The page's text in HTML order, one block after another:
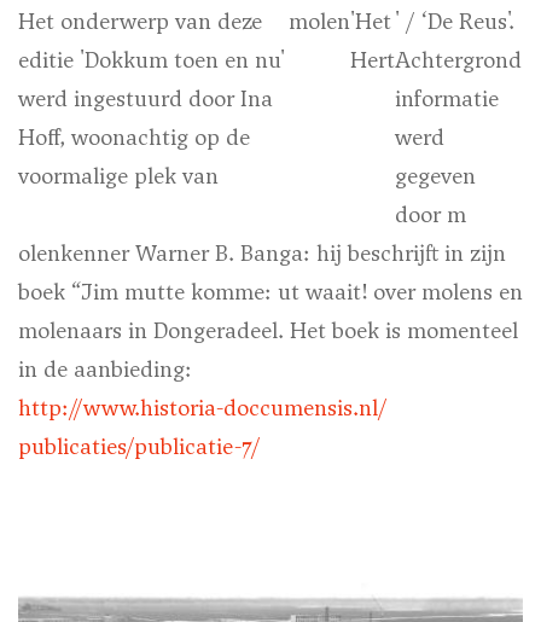
Het onderwerp van deze
editie 'Dokkum toen en nu'
werd ingestuurd door Ina
Hoff, woonachtig op de
voormalige plek van
molen'Het
Hert
' / ‘De Reus'.
Achtergrond
informatie
werd
gegeven
door m
olenkenner Warner B. Banga: hij beschrijft in zijn
boek “Jim mutte komme: ut waait! over molens en
molenaars in Dongeradeel. Het boek is momenteel
in de aanbieding:
http://www.historia-doccumensis.nl/
publicaties/publicatie-7/